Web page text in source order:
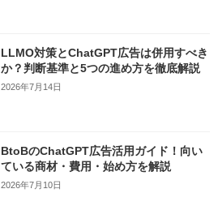
LLMO対策とChatGPT広告は併用すべき
か？判断基準と5つの進め方を徹底解説
2026年7月14日
BtoBのChatGPT広告活用ガイド！向い
ている商材・費用・始め方を解説
2026年7月10日